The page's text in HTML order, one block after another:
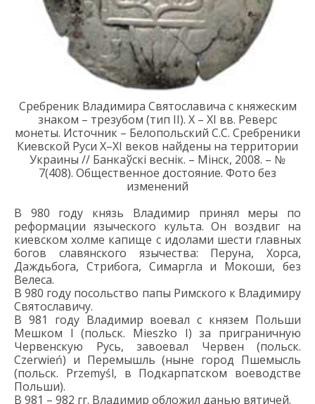
Сребреник Владимира Святославича с княжеским
знаком – трезубом (тип II). X – XI вв. Реверс
монеты. Источник – Белопольский С.С. Сребреники
Киевской Руси X–XI веков найдены на территории
Украины // Банкаўскi веснiк. – Мiнск, 2008. – №
7(408). Общественное достояние. Фото без
изменений
В 980 году князь Владимир принял меры по
реформации языческого культа.Он воздвиг на
киевском холме капище с идолами шести главных
богов славянского язычества: Перуна, Хорса,
Даждьбога, Стрибога, Симаргла и Мокоши, без
Велеса.
В 980 году посольство папы Римского к Владимиру
Святославичу.
В 981 году Владимир воевалс князем Польши
Мешком I(польск. Mieszko I) за приграничную
Червенскую Русь, завоевал Червен (польск.
Czerwień) и Перемышль(ныне город Пшемысль
(польск. Przemyśl, в Подкарпатском воеводстве
Польши).
В 981 – 982 гг. Владимир обложил данью вятичей.